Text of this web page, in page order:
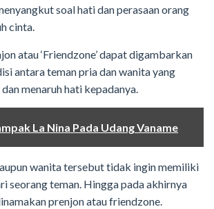
soal hati dan perasaan orang
cinta.
atau ‘Friendzone’ dapat digambarkan
antara teman pria dan wanita yang
menaruh hati kepadanya.
La Nina Pada Udang Vaname
wanita tersebut tidak ingin memiliki
seorang teman. Hingga pada akhirnya
prenjon atau friendzone.